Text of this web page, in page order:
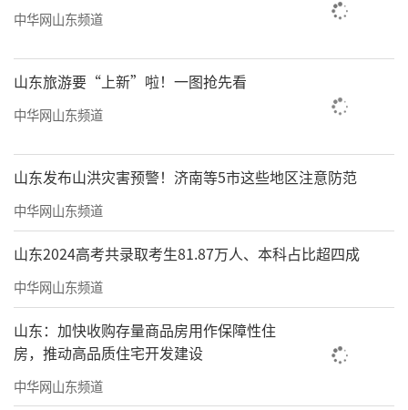
中华网山东频道
山东旅游要“上新”啦！一图抢先看
中华网山东频道
山东发布山洪灾害预警！济南等5市这些地区注意防范
中华网山东频道
山东2024高考共录取考生81.87万人、本科占比超四成
中华网山东频道
山东：加快收购存量商品房用作保障性住
房，推动高品质住宅开发建设
中华网山东频道